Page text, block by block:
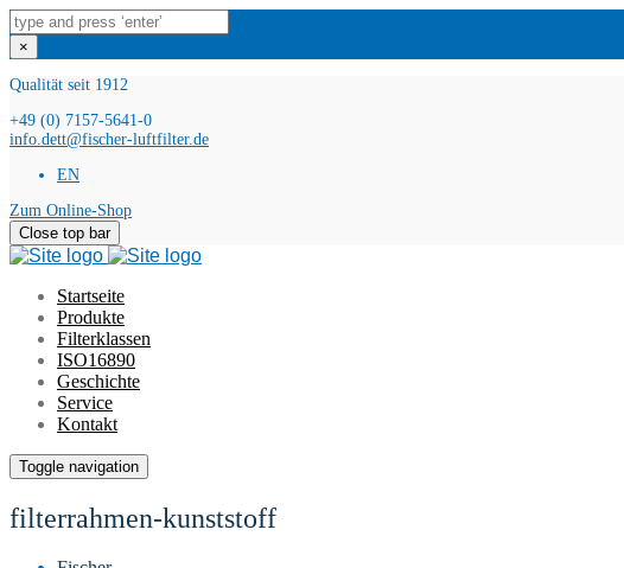
×
Qualität seit 1912
+49 (0) 7157-5641-0
info.dett@fischer-luftfilter.de
EN
Zum Online-Shop
Close top bar
Startseite
Produkte
Filterklassen
ISO16890
Geschichte
Service
Kontakt
Toggle navigation
filterrahmen-kunststoff